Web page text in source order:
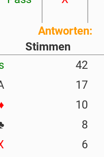
Antworten:
Stimmen
42
17
10
8
6